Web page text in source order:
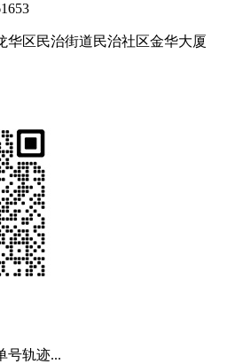
华区民治街道民治社区金华大厦
号轨迹...